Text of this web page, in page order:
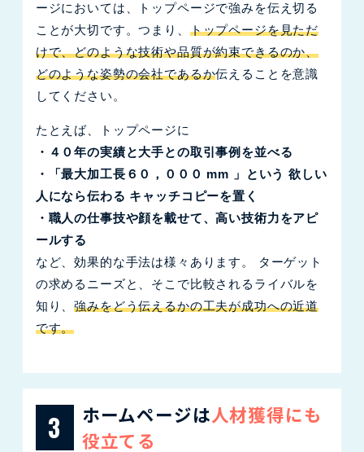
ージにおいては、トップページで強みを伝え切る
ことが大切です。つまり、 トップページを見ただ
けで、どのような技術や品質が約束できるのか、
どのような姿勢の会社であるか伝えることを意識
してください。
たとえば、トップページに
・４０年の実績と大手との取引事例を並べる
・「最大加工長６０，０００ mm 」という 欲しい
人になら伝わる キャッチコピーを置く
・職人の仕事技や顔を載せて、高い技術力をアピ
ールする
など、効果的な手法は様々あります。 ターゲット
の求めるニーズと、そこで比較されるライバルを
知り、強みをどう伝えるかの工夫が成功への近道
です。
3 ホームページは人材獲得にも
役立てる